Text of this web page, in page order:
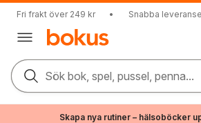
Fri frakt över 249 kr • Snabba
Sök bok, spel, pussel, penna...
Skapa nya rutiner – hälsoböcker